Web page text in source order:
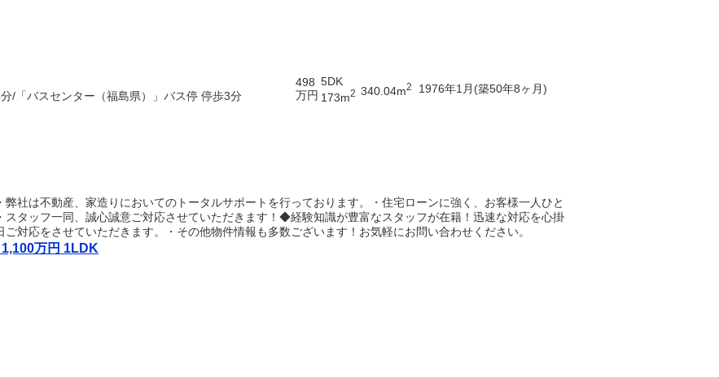
/「バスセンター（福島県）」バス停 停歩3分
498
万円
5DK
173m2 340.04m2 1976年1月(築50年8ヶ月)
社は不動産、家造りにおいてのトータルサポートを行っております。・住宅ローンに強く、お客様一人ひと
スタッフ一同、誠心誠意ご対応させていただきます！◆経験知識が豊富なスタッフが在籍！迅速な対応を心掛
対応をさせていただきます。・その他物件情報も多数ございます！お気軽にお問い合わせください。
万円 1LDK